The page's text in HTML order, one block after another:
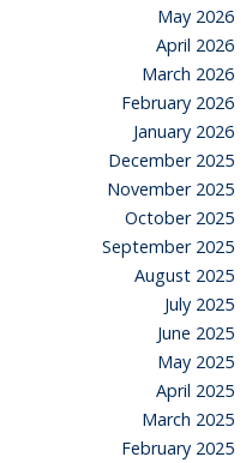
May 2026
April 2026
March 2026
February 2026
January 2026
December 2025
November 2025
October 2025
September 2025
August 2025
July 2025
June 2025
May 2025
April 2025
March 2025
February 2025